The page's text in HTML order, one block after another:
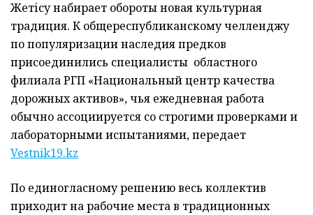
Жетісу набирает обороты новая культурная
традиция. К общереспубликанскому челленджу
по популяризации наследия предков
присоединились специалисты областного
филиала РГП «Национальный центр качества
дорожных активов», чья ежедневная работа
обычно ассоциируется со строгими проверками и
лабораторными испытаниями, передает
Vestnik19.kz
По единогласному решению весь коллектив
приходит на рабочие места в традиционных